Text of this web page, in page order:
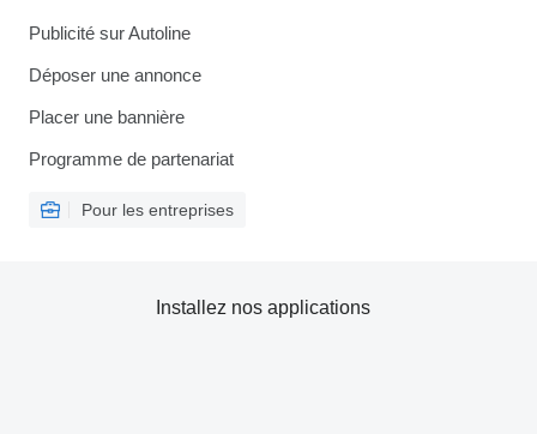
Publicité sur Autoline
Déposer une annonce
Placer une bannière
Programme de partenariat
Pour les entreprises
Installez nos applications